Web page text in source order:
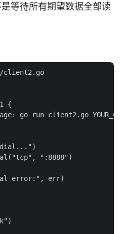
等待所有期望数据全部读
client2.go
{
go run client2.go
":8888")
error:", err)